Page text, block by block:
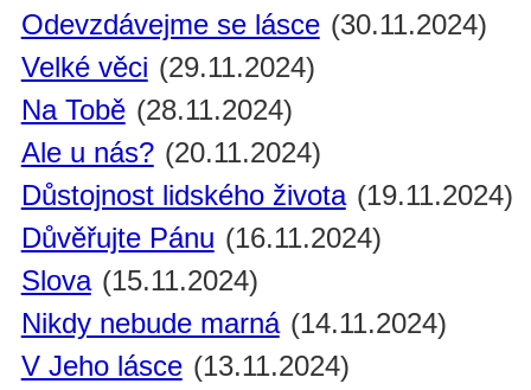
Odevzdávejme se lásce (30.11.2024)
Velké věci (29.11.2024)
Na Tobě (28.11.2024)
Ale u nás? (20.11.2024)
Důstojnost lidského života (19.11.2024)
Důvěřujte Pánu (16.11.2024)
Slova (15.11.2024)
Nikdy nebude marná (14.11.2024)
V Jeho lásce (13.11.2024)